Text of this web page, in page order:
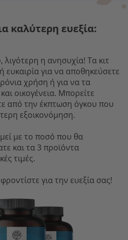
καλύτερη ευεξία:
η ανησυχία! Τα κιτ
ευκαιρία για να αποθηκεύσετε
χρήση ή για να τα
οικογένεια. Μπορείτε
από την έκπτωση όγκου που
εξοικονόμηση.
με το ποσό που θα
και τα 3 προϊόντα
τιμές.
για την ευεξία σας!